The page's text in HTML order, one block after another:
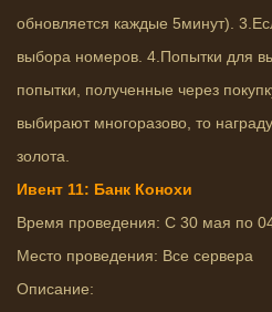
обновляется каждые 5минут).
выбора номеров. 4.Попытки для
попытки, полученные через
выбирают многоразово, то
золота.
Ивент 11: Банк Конохи
Время проведения: С 30 мая по
Место проведения: Все сервера
Описание: